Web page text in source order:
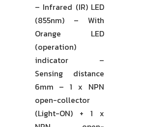
– Infrared (IR) LED
(855nm) – With
Orange LED
(operation)
indicator –
Sensing distance
6mm – 1 x NPN
open-collector
(Light-ON) + 1 x